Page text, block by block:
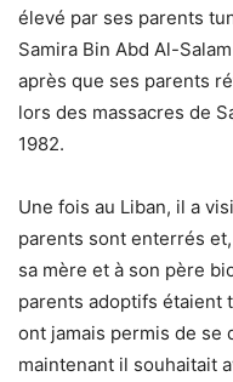
élevé par ses parents
Samira Bin Abd Al-
après que ses parents
lors des massacres de
1982.
Une fois au Liban, il a
parents sont enterrés
sa mère et à son père
parents adoptifs étaient
ont jamais permis de se
maintenant il souhaitait